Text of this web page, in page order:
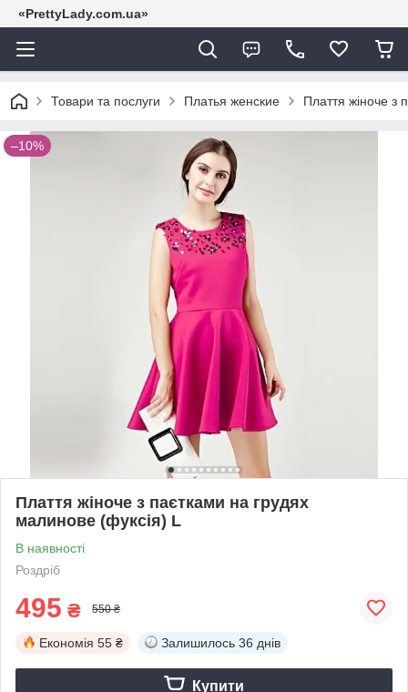
«PrettyLady.com.ua»
Товари та послуги Платья женские Плаття жіноче з
–10%
Плаття жіноче з паєтками на грудях
малинове (фуксія) L
В наявності
Роздріб
495 ₴ 550 ₴
Економія 55 ₴ Залишилось 36 днів
Купити